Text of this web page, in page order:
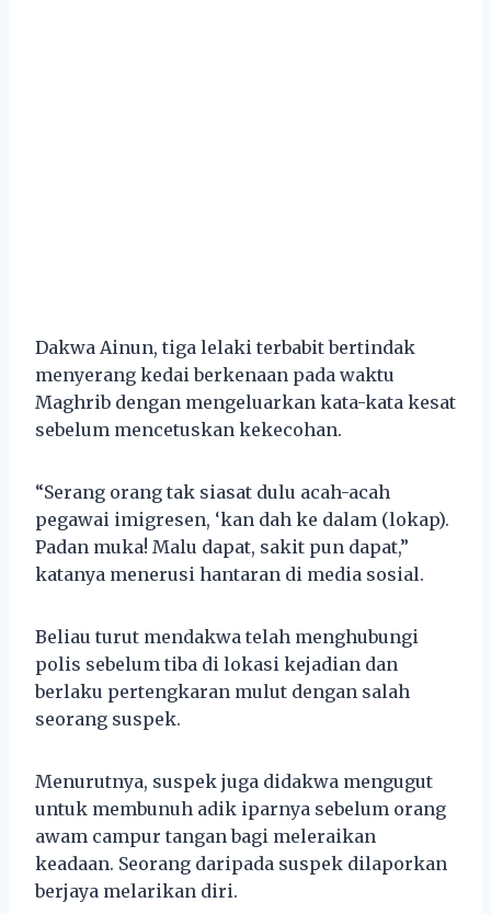
Dakwa Ainun, tiga lelaki terbabit bertindak
menyerang kedai berkenaan pada waktu
Maghrib dengan mengeluarkan kata-kata kesat
sebelum mencetuskan kekecohan.
“Serang orang tak siasat dulu acah-acah
pegawai imigresen, ‘kan dah ke dalam (lokap).
Padan muka! Malu dapat, sakit pun dapat,”
katanya menerusi hantaran di media sosial.
Beliau turut mendakwa telah menghubungi
polis sebelum tiba di lokasi kejadian dan
berlaku pertengkaran mulut dengan salah
seorang suspek.
Menurutnya, suspek juga didakwa mengugut
untuk membunuh adik iparnya sebelum orang
awam campur tangan bagi meleraikan
keadaan. Seorang daripada suspek dilaporkan
berjaya melarikan diri.